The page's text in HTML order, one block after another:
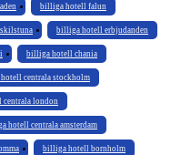
billiga hotell falun
billiga hotell erbjudanden
billiga hotell chania
centrala stockholm
london
hotell centrala amsterdam
billiga hotell bornholm